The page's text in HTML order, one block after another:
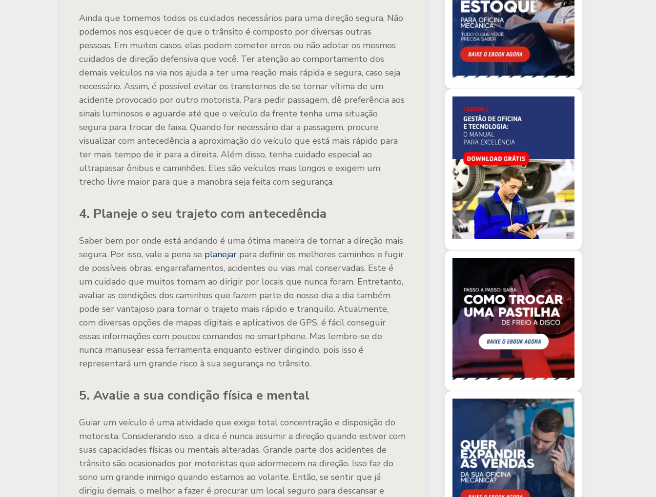
Ainda que tomemos todos os cuidados necessários para uma direção segura. Não
podemos nos esquecer de que o trânsito é composto por diversas outras
pessoas. Em muitos casos, elas podem cometer erros ou não adotar os mesmos
cuidados de direção defensiva que você. Ter atenção ao comportamento dos
demais veículos na via nos ajuda a ter uma reação mais rápida e segura, caso seja
necessário. Assim, é possível evitar os transtornos de se tornar vítima de um
acidente provocado por outro motorista. Para pedir passagem, dê preferência aos
sinais luminosos e aguarde até que o veículo da frente tenha uma situação
segura para trocar de faixa. Quando for necessário dar a passagem, procure
visualizar com antecedência a aproximação do veículo que está mais rápido para
ter mais tempo de ir para a direita. Além disso, tenha cuidado especial ao
ultrapassar ônibus e caminhões. Eles são veículos mais longos e exigem um
trecho livre maior para que a manobra seja feita com segurança.
4. Planeje o seu trajeto com antecedência
Saber bem por onde está andando é uma ótima maneira de tornar a direção mais
segura. Por isso, vale a pena se planejar para definir os melhores caminhos e fugir
de possíveis obras, engarrafamentos, acidentes ou vias mal conservadas. Este é
um cuidado que muitos tomam ao dirigir por locais que nunca foram. Entretanto,
avaliar as condições dos caminhos que fazem parte do nosso dia a dia também
pode ser vantajoso para tornar o trajeto mais rápido e tranquilo. Atualmente,
com diversas opções de mapas digitais e aplicativos de GPS, é fácil conseguir
essas informações com poucos comandos no smartphone. Mas lembre-se de
nunca manusear essa ferramenta enquanto estiver dirigindo, pois isso é
representará um grande risco à sua segurança no trânsito.
5. Avalie a sua condição física e mental
Guiar um veículo é uma atividade que exige total concentração e disposição do
motorista. Considerando isso, a dica é nunca assumir a direção quando estiver com
suas capacidades físicas ou mentais alteradas. Grande parte dos acidentes de
trânsito são ocasionados por motoristas que adormecem na direção. Isso faz do
sono um grande inimigo quando estamos ao volante. Então, se sentir que já
dirigiu demais, o melhor a fazer é procurar um local seguro para descansar e